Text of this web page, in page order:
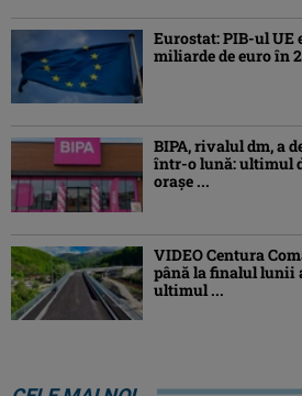
Eurostat: PIB-ul UE
miliarde de euro în
BIPA, rivalul dm, a
într-o lună: ultimul
orașe ...
VIDEO Centura
până la finalul lunii
ultimul ...